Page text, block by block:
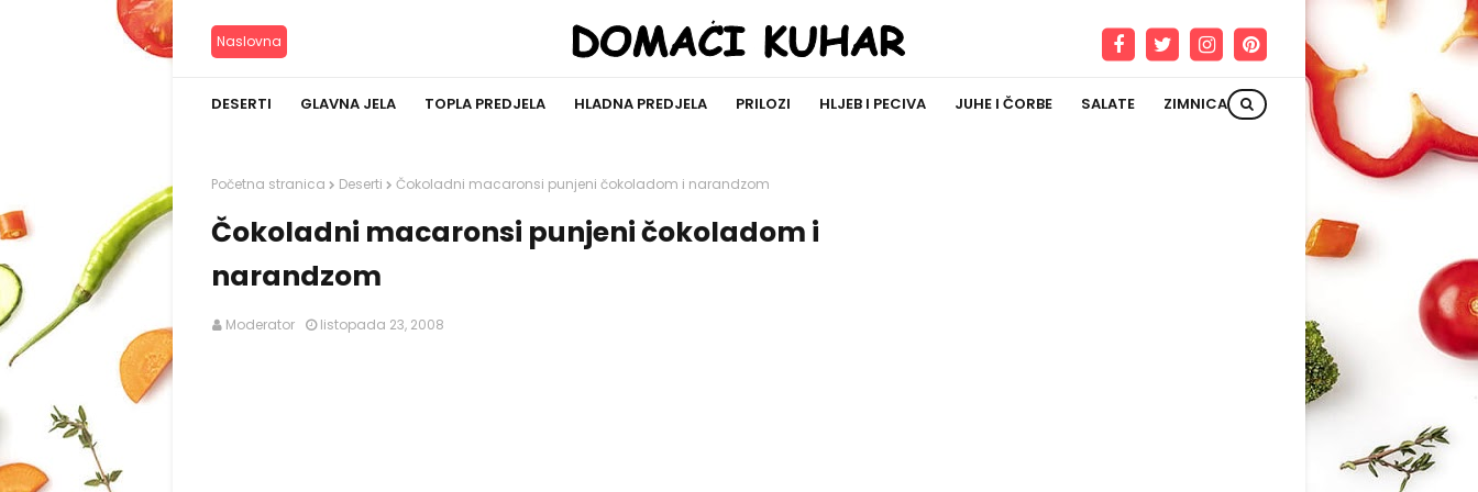
Naslovna
DESERTI GLAVNA JELA TOPLA PREDJELA HLADNA PREDJELA PRILOZI HLJEB I PECIVA JUHE I ČORBE SALATE ZIMNICA
Početna stranica Deserti Čokoladni macaronsi punjeni čokoladom i narandzom
Čokoladni macaronsi punjeni čokoladom i
narandzom
Moderator listopada 23, 2008